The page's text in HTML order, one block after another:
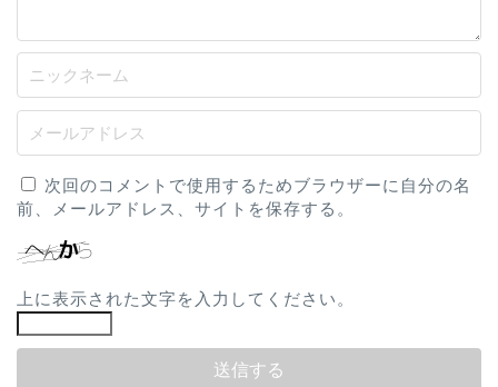
次回のコメントで使用するためブラウザーに自分の名
前、メールアドレス、サイトを保存する。
上に表示された文字を入力してください。